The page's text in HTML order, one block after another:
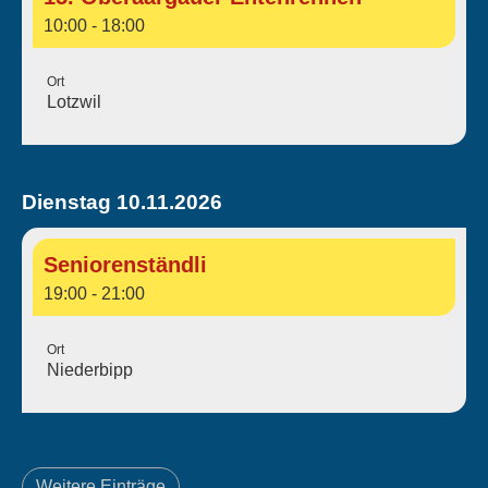
10:00 - 18:00
Ort
Lotzwil
Dienstag 10.11.2026
Seniorenständli
19:00 - 21:00
Ort
Niederbipp